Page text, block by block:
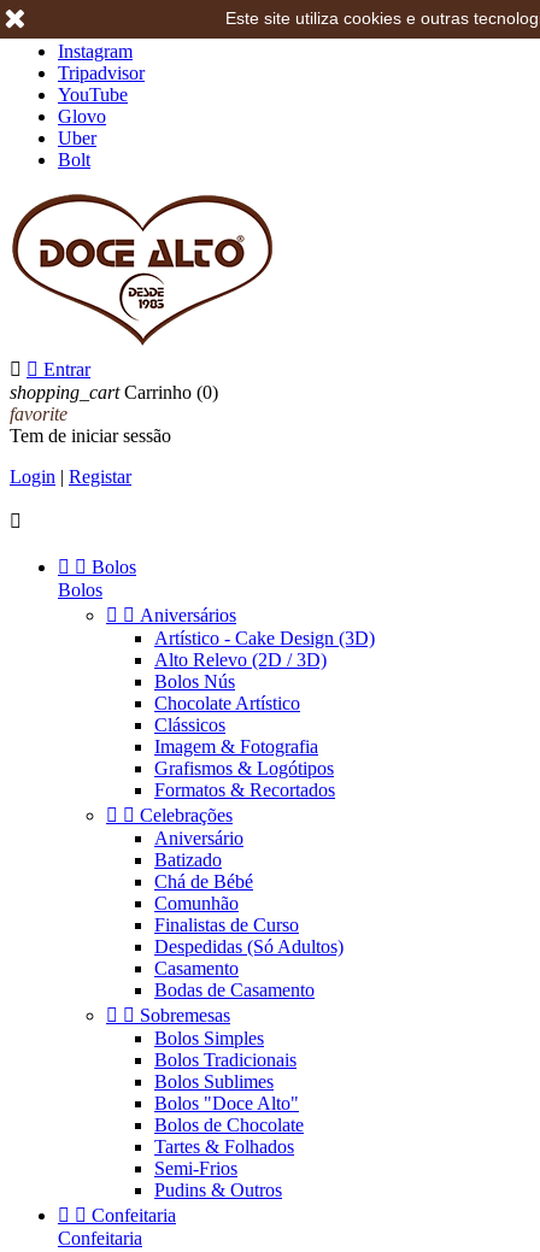
Instagram
Tripadvisor
YouTube
Glovo
Uber
Bolt
  Entrar
shopping_cart Carrinho (0)
favorite
Tem de iniciar sessão
Login | Registar

  Bolos
Bolos
  Aniversários
Artístico - Cake Design (3D)
Alto Relevo (2D / 3D)
Bolos Nús
Chocolate Artístico
Clássicos
Imagem & Fotografia
Grafismos & Logótipos
Formatos & Recortados
  Celebrações
Aniversário
Batizado
Chá de Bébé
Comunhão
Finalistas de Curso
Despedidas (Só Adultos)
Casamento
Bodas de Casamento
  Sobremesas
Bolos Simples
Bolos Tradicionais
Bolos Sublimes
Bolos "Doce Alto"
Bolos de Chocolate
Tartes & Folhados
Semi-Frios
Pudins & Outros
  Confeitaria
Confeitaria
Este site utiliza cookies e outras